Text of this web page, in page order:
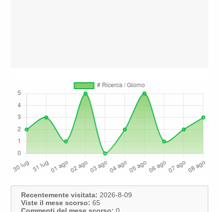
Recentemente visitata: 2026-8-09
Viste il mese scorso: 65